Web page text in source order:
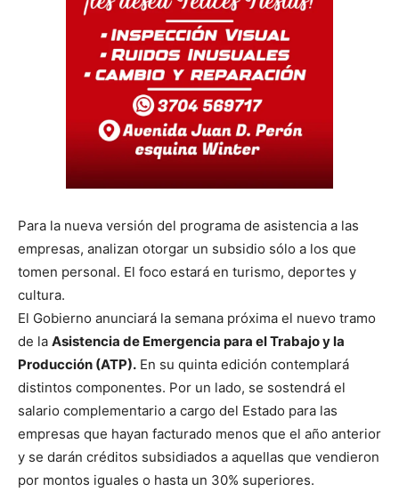
Para la nueva versión del programa de asistencia a las
empresas, analizan otorgar un subsidio sólo a los que
tomen personal. El foco estará en turismo, deportes y
cultura.
El Gobierno anunciará la semana próxima el nuevo tramo
de la Asistencia de Emergencia para el Trabajo y la
Producción (ATP). En su quinta edición contemplará
distintos componentes. Por un lado, se sostendrá el
salario complementario a cargo del Estado para las
empresas que hayan facturado menos que el año anterior
y se darán créditos subsidiados a aquellas que vendieron
por montos iguales o hasta un 30% superiores.